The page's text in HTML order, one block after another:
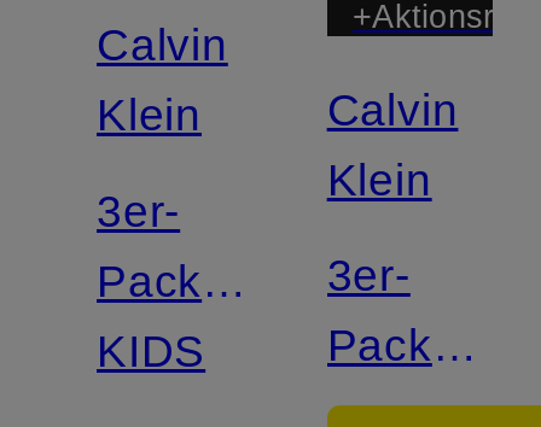
Calvin
Klein
3er-
Pack
Boxershorts
KIDS
Calvin
Klein
3er-
Pack